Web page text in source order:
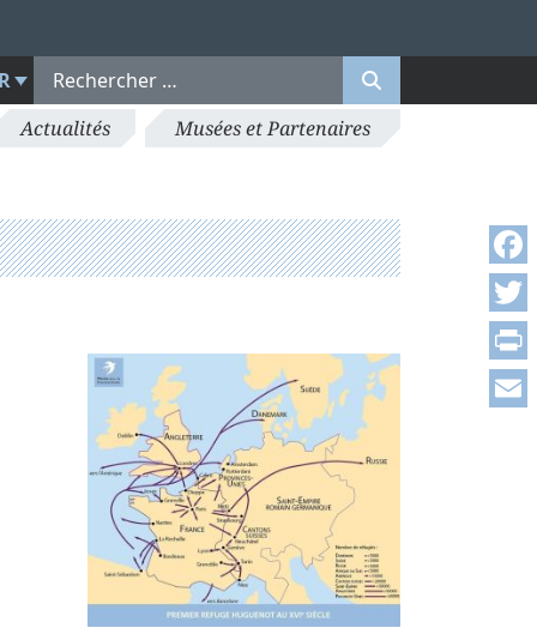
Actualités
Musées et Partenaires
Print